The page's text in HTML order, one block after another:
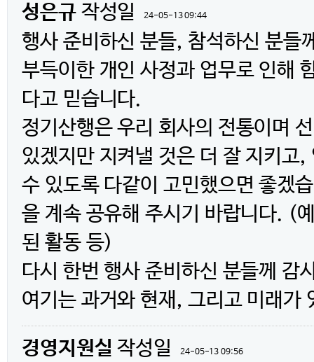
성은규작성일 24-05-13 09:44
행사 준비하신 분들, 참석하신 분들
부득이한 개인 사정과 업무로 인해
다고 믿습니다.
정기산행은 우리 회사의 전통이며
있겠지만 지켜낼 것은 더 잘 지키고
수 있도록 다같이 고민했으면 좋겠
을 계속 공유해 주시기 바랍니다. (
된 활동 등)
다시 한번 행사 준비하신 분들께 감
여기는 과거와 현재, 그리고 미래가
경영지원실 작성일 24-05-13 09:56